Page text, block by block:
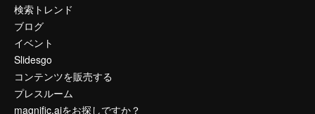
検索トレンド
ブログ
イベント
Slidesgo
コンテンツを販売する
プレスルーム
magnific.aiをお探しですか？